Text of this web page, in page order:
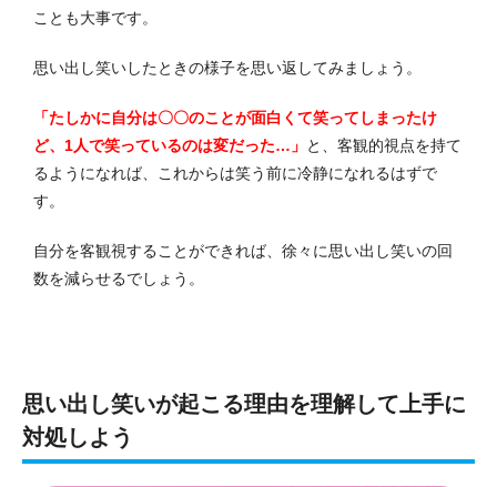
ことも大事です。
思い出し笑いしたときの様子を思い返してみましょう。
「たしかに自分は〇〇のことが面白くて笑ってしまったけ
ど、1人で笑っているのは変だった…」 と、客観的視点を持て
るようになれば、これからは笑う前に冷静になれるはずで
す。
自分を客観視することができれば、徐々に思い出し笑いの回
数を減らせるでしょう。
思い出し笑いが起こる理由を理解して上手に
対処しよう